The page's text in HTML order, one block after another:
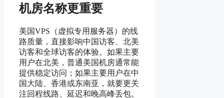
机房名称更重要
美国VPS（虚拟专用服务器）的线
路质量，直接影响中国访客、北美
访客和全球访客的体验。如果主要
用户在北美，普通美国机房通常能
提供稳定访问；如果主要用户在中
国大陆、香港或东南亚，就要更关
注回程线路、延迟和晚高峰丢包。